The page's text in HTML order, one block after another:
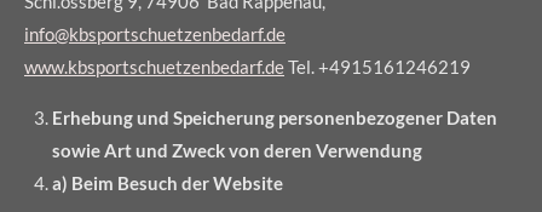
info@kbsportschuetzenbedarf.de
www.kbsportschuetzenbedarf.deTel. +4915161246219
Erhebung und Speicherung personenbezogener Daten
sowie Art und Zweck von deren Verwendung
a) Beim Besuch der Website